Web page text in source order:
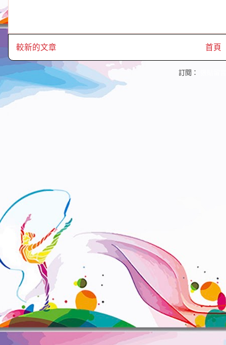
較新的文章 首頁
訂閱：